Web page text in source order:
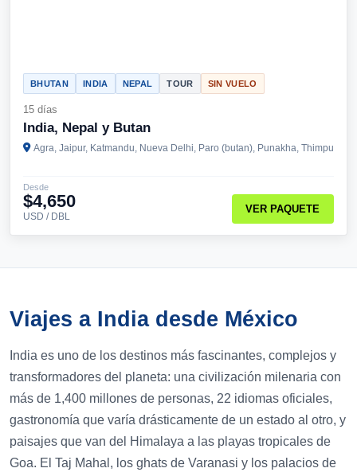
BHUTAN INDIA NEPAL TOUR SIN VUELO
15 días
India, Nepal y Butan
Agra, Jaipur, Katmandu, Nueva Delhi, Paro (butan), Punakha, Thimpu
Desde
$4,650
USD / DBL
VER PAQUETE
Viajes a India desde México
India es uno de los destinos más fascinantes, complejos y
transformadores del planeta: una civilización milenaria con
más de 1,400 millones de personas, 22 idiomas oficiales,
gastronomía que varía drásticamente de un estado al otro, y
paisajes que van del Himalaya a las playas tropicales de
Goa. El Taj Mahal, los ghats de Varanasi y los palacios de